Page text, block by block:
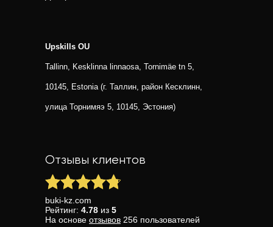
Upskills OU
Tallinn, Kesklinna linnaosa, Tornimäe tn 5,
10145, Estonia (г. Таллин, район Кесклинн,
улица Торнимяэ 5, 10145, Эстония)
Отзывы клиентов
buki-kz.com
Рейтинг: 4.78 из 5
На основе отзывов 256 пользователей